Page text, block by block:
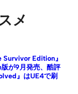
メ
Survivor Edition』
が9月発売、酷評
』はUE4で刷